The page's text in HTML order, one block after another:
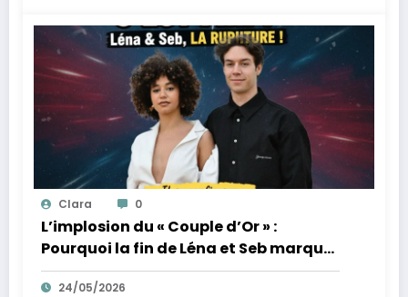
Clara 0
L’implosion du « Couple d’Or » :
Pourquoi la fin de Léna et Seb marque
la fin de l’innocence sur YouTube
24/05/2026